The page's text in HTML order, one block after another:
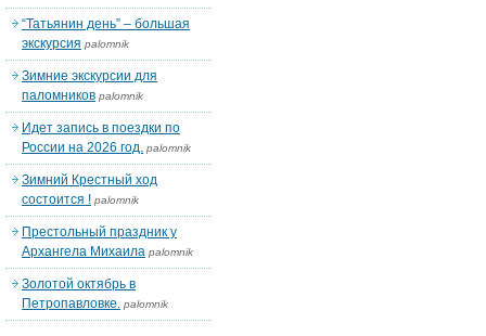
“Татьянин день” – большая
экскурсия palomnik
Зимние экскурсии для
паломников palomnik
Идет запись в поездки по
России на 2026 год. palomnik
Зимний Крестный ход
состоится ! palomnik
Престольный праздник у
Архангела Михаила palomnik
Золотой октябрь в
Петропавловке. palomnik